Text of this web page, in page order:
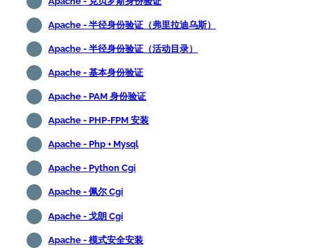
Apache - 半径身份验证（弗里拉迪乌斯）
Apache - 半径身份验证（活动目录）
Apache - 基本身份验证
Apache - PAM 身份验证
Apache - PHP-FPM 安装
Apache - Php + Mysql
Apache - Python Cgi
Apache - 佩尔 Cgi
Apache - 戈朗 Cgi
Apache - 模式安全安装